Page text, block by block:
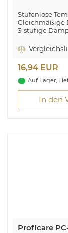
Stufenlose
Gleichmäßige
3-stufige
Soft Touch–Griff
16,94 EUR
Auf Lager,
In den
Proficare